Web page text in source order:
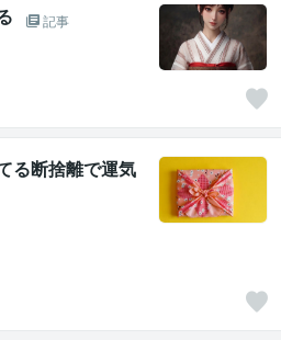
記事
る断捨離で運気